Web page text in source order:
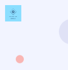
跳
转